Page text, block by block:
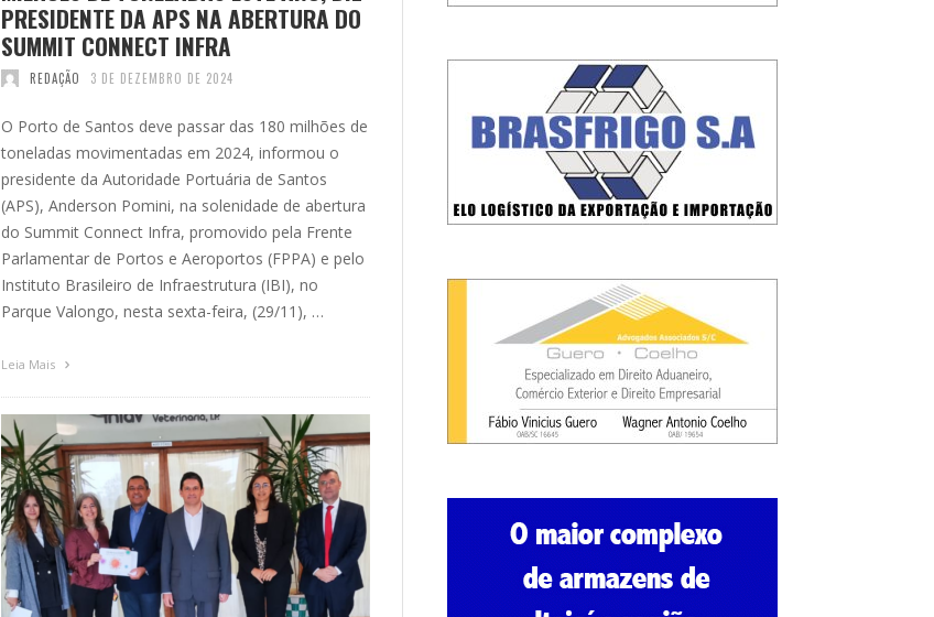
PRESIDENTE DA APS NA ABERTURA DO
SUMMIT CONNECT INFRA
REDAÇÃO 3 DE DEZEMBRO DE 2024
O Porto de Santos deve passar das 180 milhões de
toneladas movimentadas em 2024, informou o
presidente da Autoridade Portuária de Santos
(APS), Anderson Pomini, na solenidade de abertura
do Summit Connect Infra, promovido pela Frente
Parlamentar de Portos e Aeroportos (FPPA) e pelo
Instituto Brasileiro de Infraestrutura (IBI), no
Parque Valongo, nesta sexta-feira, (29/11), …
Leia Mais